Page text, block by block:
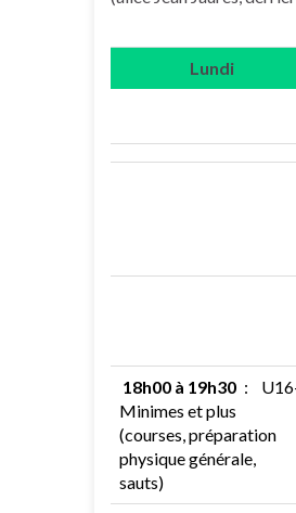
Lundi
18h00 à 19h30 :
Minimes et plus
(courses, préparation
physique générale,
sauts)